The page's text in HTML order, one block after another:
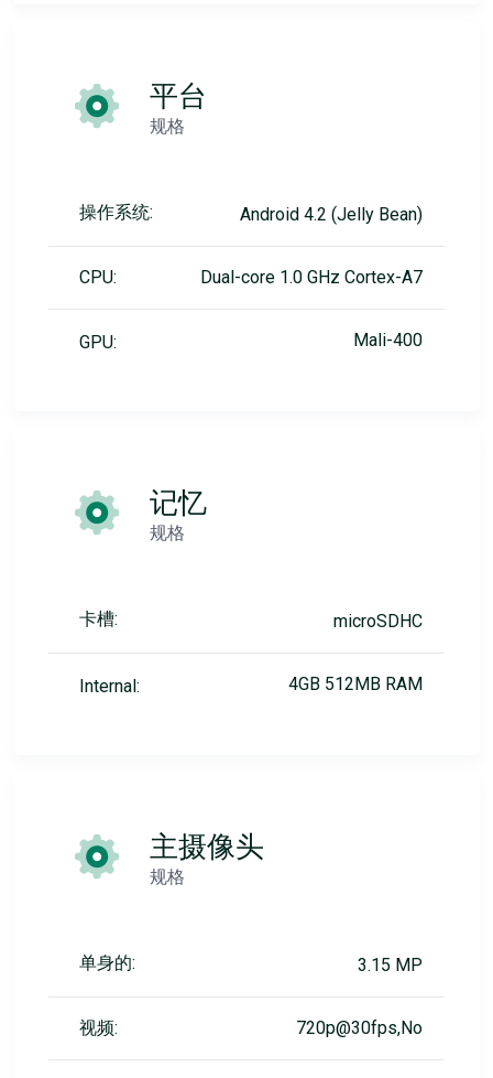
平台
规格
操作系统: Android 4.2 (Jelly Bean)
CPU: Dual-core 1.0 GHz Cortex-A7
GPU: Mali-400
记忆
规格
卡槽: microSDHC
Internal: 4GB 512MB RAM
主摄像头
规格
单身的: 3.15 MP
视频: 720p@30fps,No